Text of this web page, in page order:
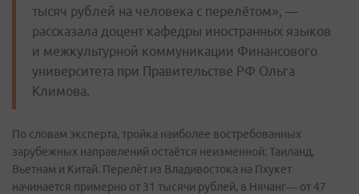
тысяч рублей на человека с перелётом», —
рассказала доцент кафедры иностранных языков
и межкультурной коммуникации Финансового
университета при Правительстве РФ Ольга
Климова.
По словам эксперта, тройка наиболее востребованных
зарубежных направлений остаётся неизменной: Таиланд,
Вьетнам и Китай. Перелёт из Владивостока на Пхукет
начинается примерно от 31 тысячи рублей, в Нячанг— от 47